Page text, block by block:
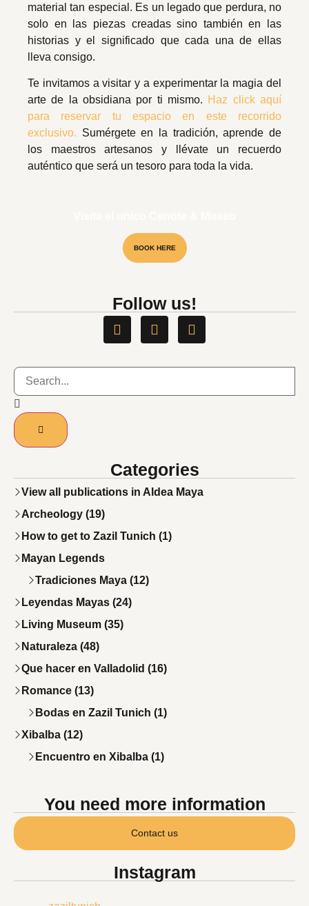
material tan especial. Es un legado que perdura, no
solo en las piezas creadas sino también en las
historias y el significado que cada una de ellas
lleva consigo.
Te invitamos a visitar y a experimentar la magia del
arte de la obsidiana por ti mismo. Haz click aquí
para reservar tu espacio en este recorrido
exclusivo. Sumérgete en la tradición, aprende de
los maestros artesanos y llévate un recuerdo
auténtico que será un tesoro para toda la vida.
BOOK HERE
NATIONAL AWARD
Follow us!
Categories
View all publications in Aldea Maya
Archeology (19)
How to get to Zazil Tunich (1)
Mayan Legends
Tradiciones Maya (12)
Leyendas Mayas (24)
Living Museum (35)
Naturaleza (48)
Que hacer en Valladolid (16)
Romance (13)
Bodas en Zazil Tunich (1)
Xibalba (12)
Encuentro en Xibalba (1)
You need more information
Contact us
Instagram